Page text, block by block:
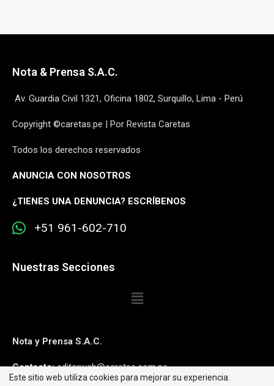
Nota & Prensa S.A.C.
Av. Guardia Civil 1321, Oficina 1802, Surquillo, Lima - Perú
Copyright ©caretas.pe | Por Revista Caretas
Todos los derechos reservados
ANUNCIA CON NOSOTROS
¿TIENES UNA DENUNCIA? ESCRÍBENOS
+51 961-602-710
Nuestras Secciones
Nota y Prensa S.A.C.
Contacto:editorweb@caretas.com.pe
Este sitio web utiliza cookies para mejorar su experiencia.